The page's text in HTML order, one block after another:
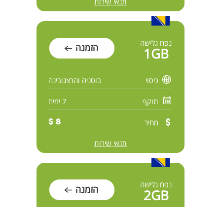
נפח גלישה
1GB הזמנה
כיסוי בוסניה והרצגובינה
תוקף 7 ימים
מחיר 8 $
תנאי שירות
נפח גלישה
2GB הזמנה